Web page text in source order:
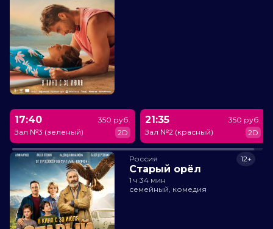
17:40
Зал №3 (зеленый)
350 руб.
2D
21:35
Зал №2 (красный)
350 руб.
2D
Россия
Старый орёл
12+
1 ч 34 мин
семейный, комедия